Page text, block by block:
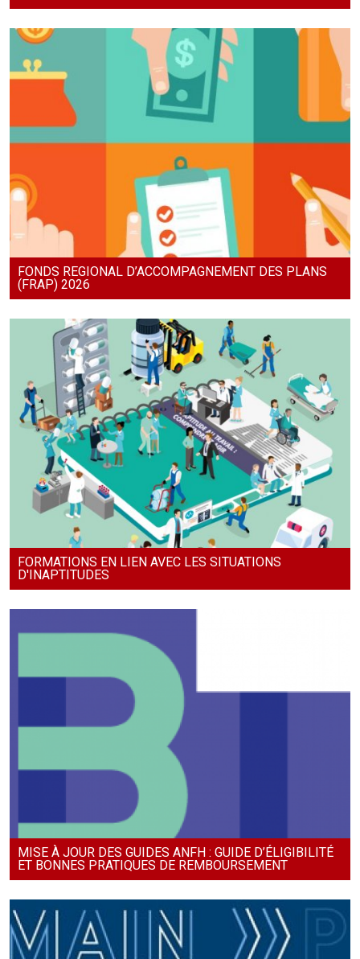
FONDS REGIONAL D’ACCOMPAGNEMENT DES PLANS
(FRAP) 2026
FORMATIONS EN LIEN AVEC LES SITUATIONS
D'INAPTITUDES
MISE À JOUR DES GUIDES ANFH : GUIDE D’ÉLIGIBILITÉ
ET BONNES PRATIQUES DE REMBOURSEMENT